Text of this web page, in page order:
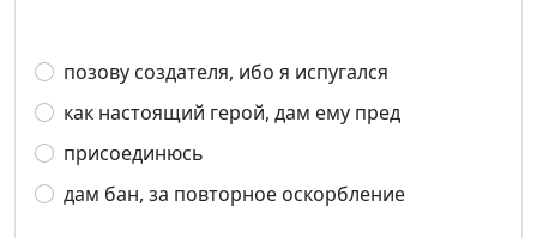
позову создателя, ибо я испугался
как настоящий герой, дам ему пред
присоединюсь
дам бан, за повторное оскорбление